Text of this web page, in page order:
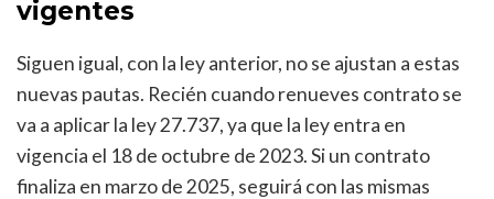
vigentes
Siguen igual, con la ley anterior, no se ajustan a estas
nuevas pautas. Recién cuando renueves contrato se
va a aplicar la ley 27.737, ya que la ley entra en
vigencia el 18 de octubre de 2023. Si un contrato
finaliza en marzo de 2025, seguirá con las mismas